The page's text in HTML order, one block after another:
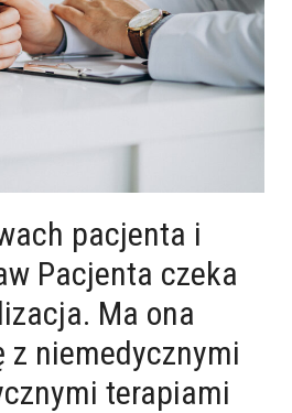
pacjenta i
Pacjenta czeka
Ma ona
z niemedycznymi
terapiami